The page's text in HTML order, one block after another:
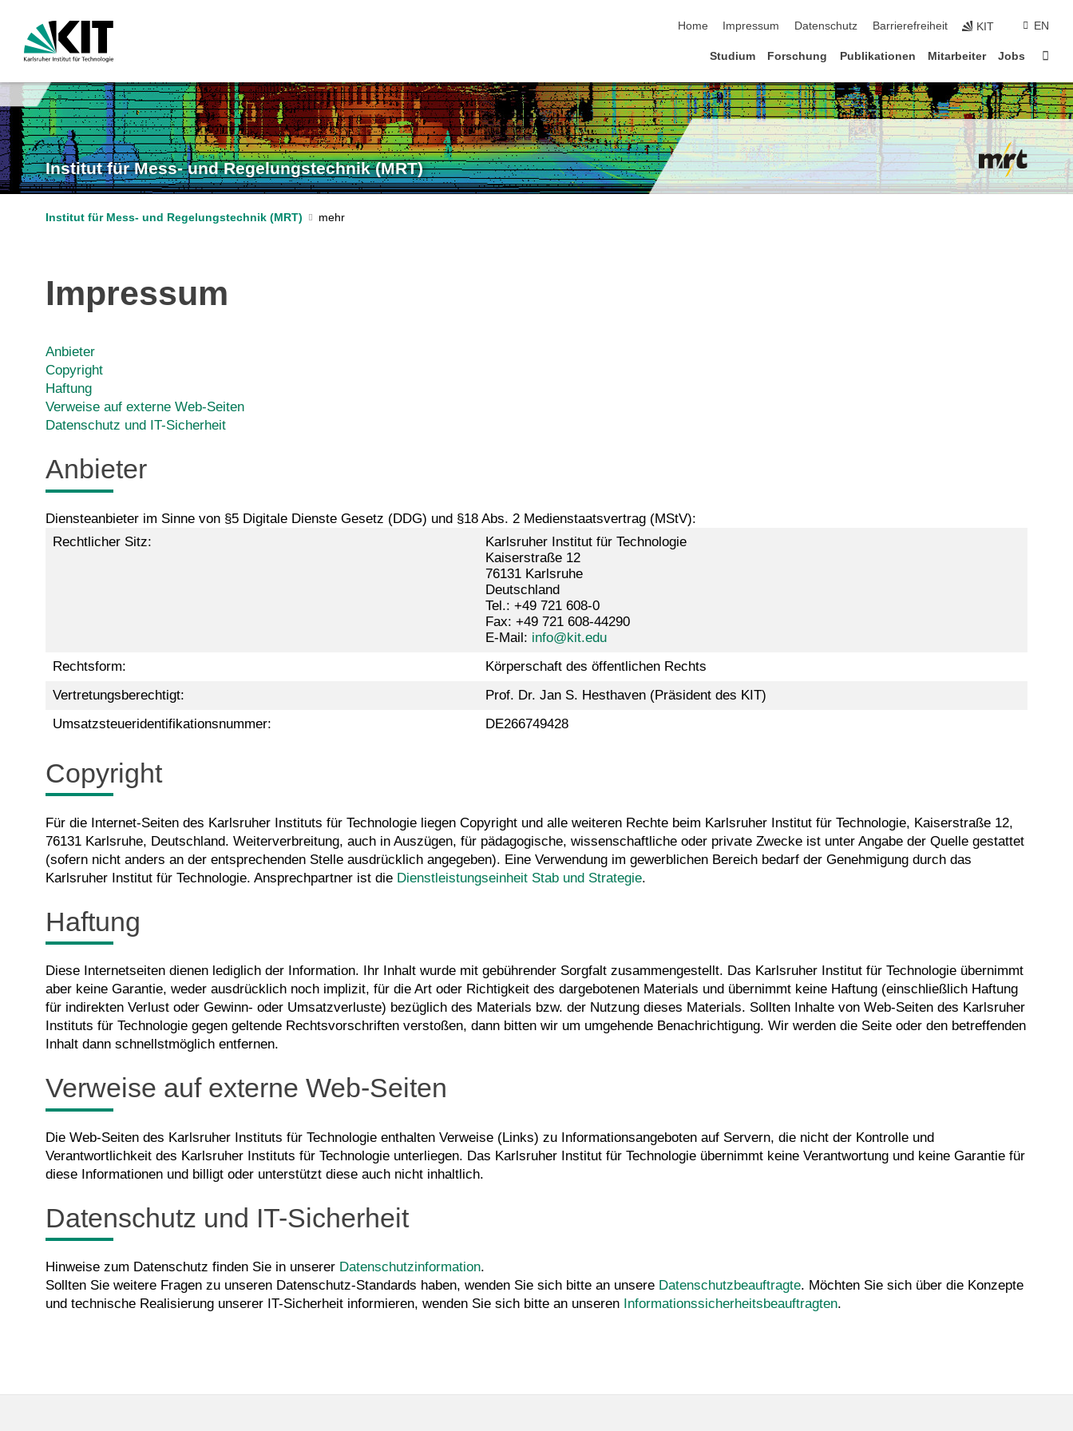
Home
Impressum Datenschutz Barrierefreiheit KIT EN
Studium Forschung Publikationen Mitarbeiter Jobs
Institut für Mess- und Regelungstechnik (MRT)
Institut für Mess- und Regelungstechnik (MRT)
Impressum
Anbieter
Copyright
Haftung
Verweise auf externe Web-Seiten
Datenschutz und IT-Sicherheit
Anbieter
Diensteanbieter im Sinne von §5 Digitale Dienste Gesetz (DDG) und §18 Abs. 2 Medienstaatsvertrag (MStV):
Rechtlicher Sitz:
Karlsruher Institut für Technologie
Kaiserstraße 12
76131 Karlsruhe
Deutschland
Tel.: +49 721 608-0
Fax: +49 721 608-44290
E-Mail: info@kit.edu
Rechtsform:
Körperschaft des öffentlichen Rechts
Vertretungsberechtigt:
Prof. Dr. Jan S. Hesthaven (Präsident des KIT)
Umsatzsteueridentifikationsnummer:
DE266749428
Copyright
Für die Internet-Seiten des Karlsruher Instituts für Technologie liegen Copyright und alle weiteren Rechte beim Karlsruher Institut für Technologie, Kaiserstraße 12,
76131 Karlsruhe, Deutschland. Weiterverbreitung, auch in Auszügen, für pädagogische, wissenschaftliche oder private Zwecke ist unter Angabe der Quelle gestattet
(sofern nicht anders an der entsprechenden Stelle ausdrücklich angegeben). Eine Verwendung im gewerblichen Bereich bedarf der Genehmigung durch das
Karlsruher Institut für Technologie. Ansprechpartner ist die Dienstleistungseinheit Stab und Strategie.
Haftung
Diese Internetseiten dienen lediglich der Information. Ihr Inhalt wurde mit gebührender Sorgfalt zusammengestellt. Das Karlsruher Institut für Technologie übernimmt
aber keine Garantie, weder ausdrücklich noch implizit, für die Art oder Richtigkeit des dargebotenen Materials und übernimmt keine Haftung (einschließlich Haftung
für indirekten Verlust oder Gewinn- oder Umsatzverluste) bezüglich des Materials bzw. der Nutzung dieses Materials. Sollten Inhalte von Web-Seiten des Karlsruher
Instituts für Technologie gegen geltende Rechtsvorschriften verstoßen, dann bitten wir um umgehende Benachrichtigung. Wir werden die Seite oder den betreffenden
Inhalt dann schnellstmöglich entfernen.
Verweise auf externe Web-Seiten
Die Web-Seiten des Karlsruher Instituts für Technologie enthalten Verweise (Links) zu Informationsangeboten auf Servern, die nicht der Kontrolle und
Verantwortlichkeit des Karlsruher Instituts für Technologie unterliegen. Das Karlsruher Institut für Technologie übernimmt keine Verantwortung und keine Garantie für
diese Informationen und billigt oder unterstützt diese auch nicht inhaltlich.
Datenschutz und IT-Sicherheit
Hinweise zum Datenschutz finden Sie in unserer Datenschutzinformation.
Sollten Sie weitere Fragen zu unseren Datenschutz-Standards haben, wenden Sie sich bitte an unsere Datenschutzbeauftragte. Möchten Sie sich über die Konzepte
und technische Realisierung unserer IT-Sicherheit informieren, wenden Sie sich bitte an unseren Informationssicherheitsbeauftragten.